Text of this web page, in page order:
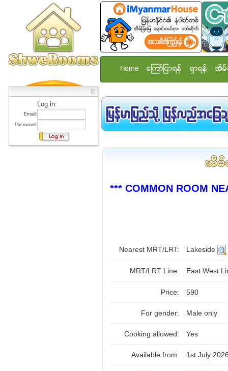
Log in:
Email:
Password:
Home ေၾကာ္ျငာရန္ ရွာရန္ အိမ္
*** COMMON ROOM
Nearest MRT/LRT: Lakeside
MRT/LRT Line: East West
Price: 590
For gender: Male only
Cooking allowed: Yes
Available from: 1st July